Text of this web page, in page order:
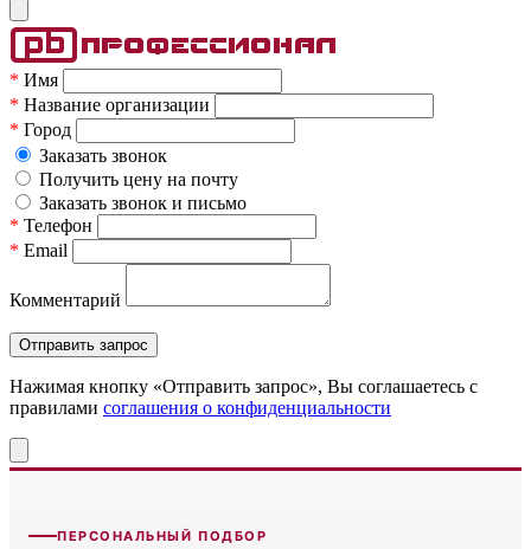
* Имя
* Название организации
* Город
Заказать звонок
Получить цену на почту
Заказать звонок и письмо
* Телефон
* Email
Комментарий
Нажимая кнопку «Отправить запрос», Вы соглашаетесь c
правилами соглашения о конфиденциальности
ПЕРСОНАЛЬНЫЙ ПОДБОР